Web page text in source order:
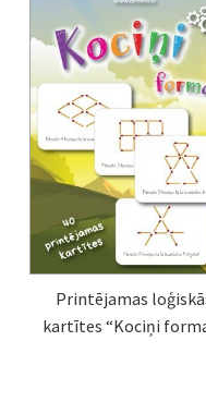
Printējamas
kartītes “Kociņi